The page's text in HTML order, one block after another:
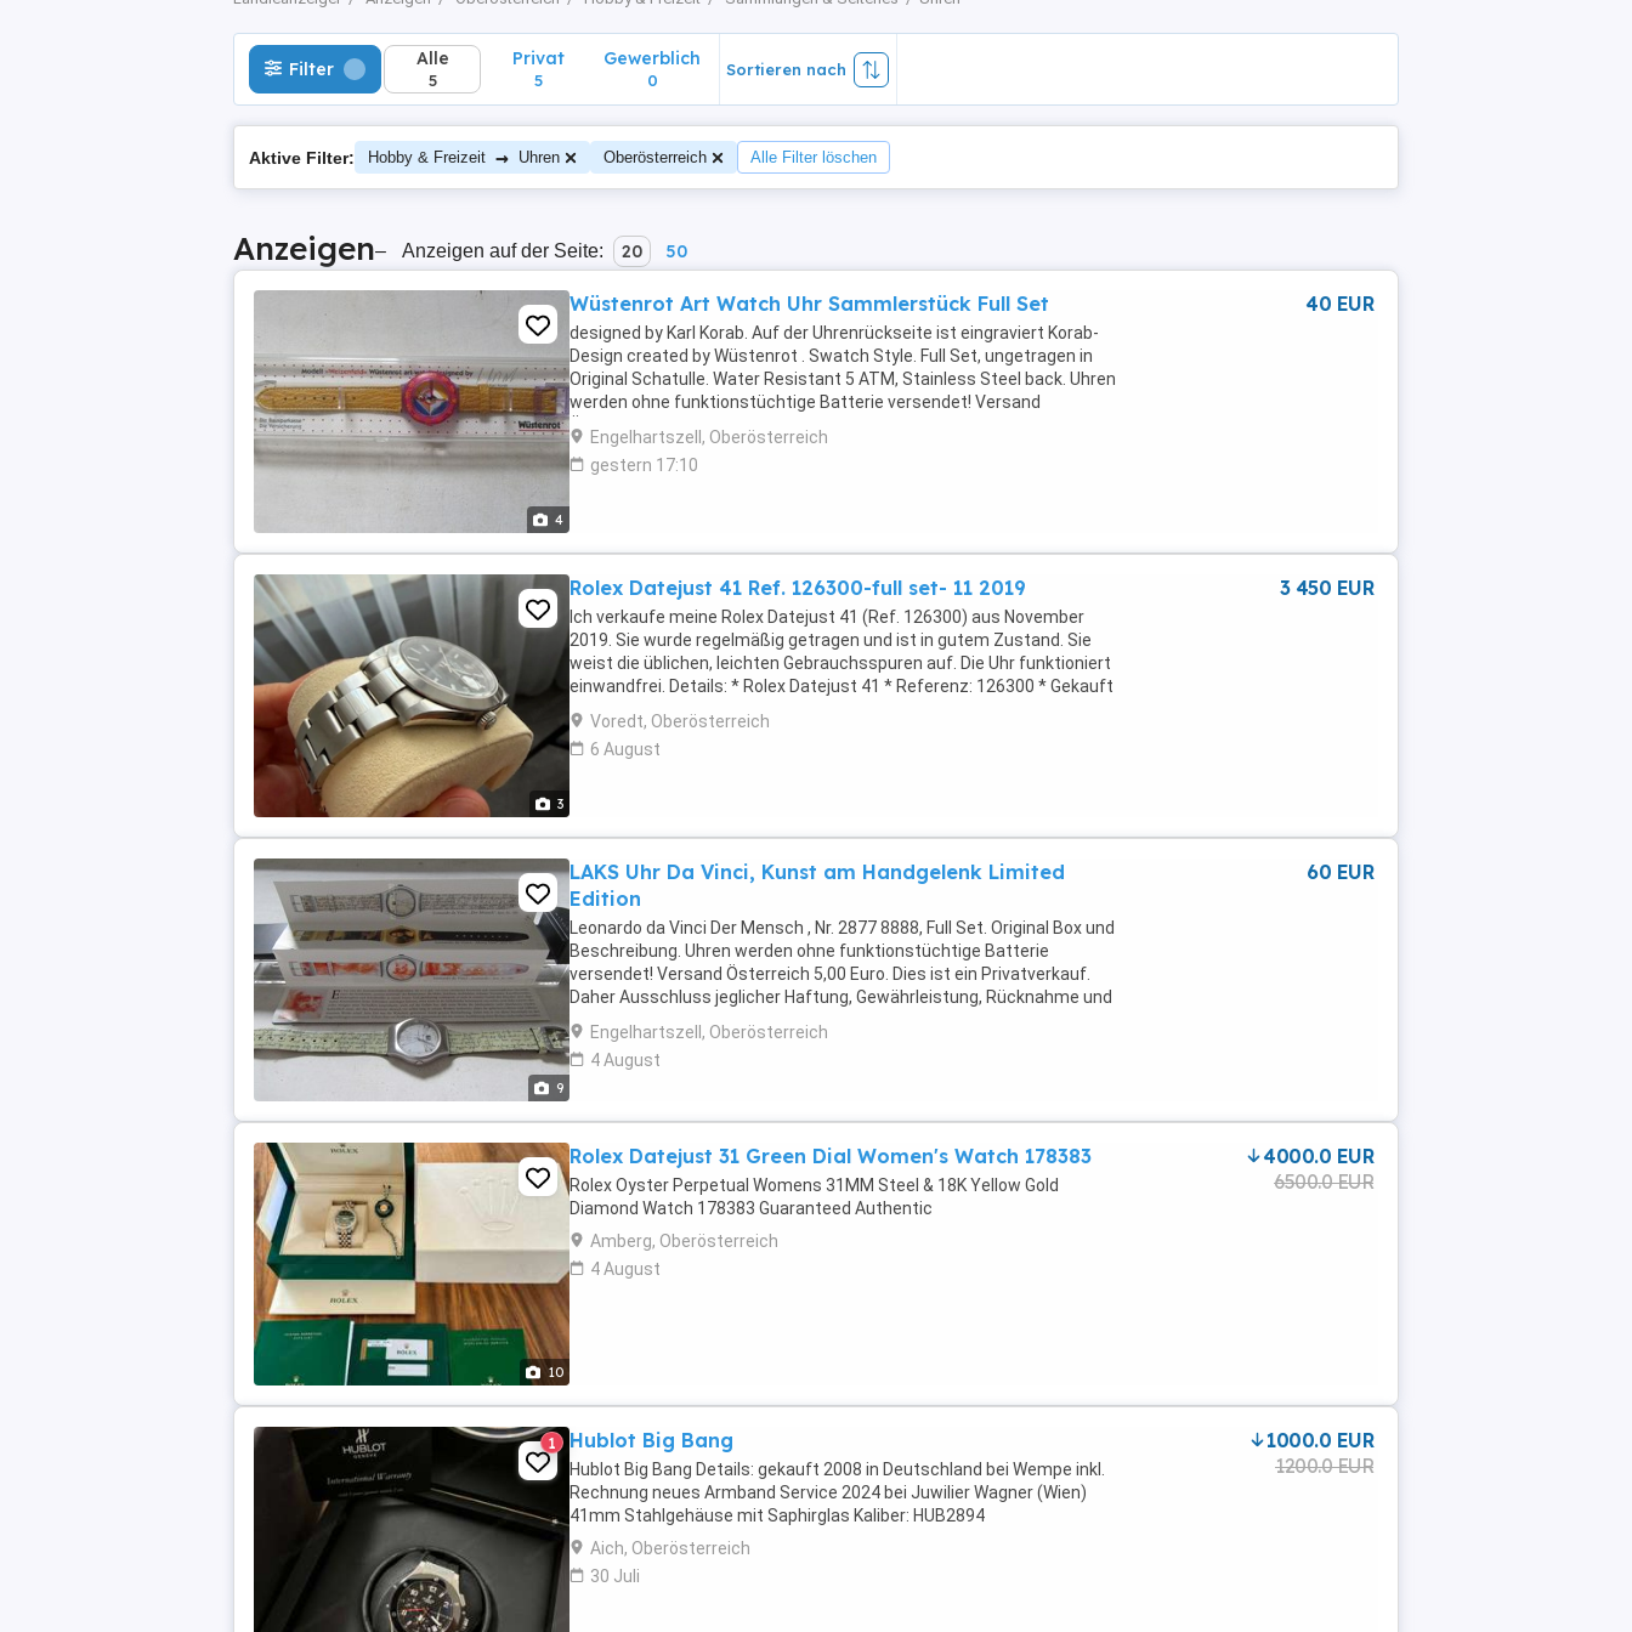
Filter Alle
5
Privat
5
Gewerblich
0
Sortieren nach
Aktive Filter: Hobby & Freizeit → Uhren Oberösterreich Alle Filter löschen
Anzeigen– Anzeigen auf der Seite: 20 50
4
Wüstenrot Art Watch Uhr Sammlerstück Full Set
designed by Karl Korab. Auf der Uhrenrückseite ist eingraviert Korab-
Design created by Wüstenrot . Swatch Style. Full Set, ungetragen in
Original Schatulle. Water Resistant 5 ATM, Stainless Steel back. Uhren
werden ohne funktionstüchtige Batterie versendet! Versand
Österreich 5,00 Euro. Dies ist ...
Engelhartszell, Oberösterreich
gestern 17:10
40 EUR
3
Rolex Datejust 41 Ref. 126300-full set- 11 2019
Ich verkaufe meine Rolex Datejust 41 (Ref. 126300) aus November
2019. Sie wurde regelmäßig getragen und ist in gutem Zustand. Sie
weist die üblichen, leichten Gebrauchsspuren auf. Die Uhr funktioniert
einwandfrei. Details: * Rolex Datejust 41 * Referenz: 126300 * Gekauft
im November 2019 * Schwarzes ...
Voredt, Oberösterreich
6 August
3 450 EUR
9
LAKS Uhr Da Vinci, Kunst am Handgelenk Limited
Edition
Leonardo da Vinci Der Mensch , Nr. 2877 8888, Full Set. Original Box und
Beschreibung. Uhren werden ohne funktionstüchtige Batterie
versendet! Versand Österreich 5,00 Euro. Dies ist ein Privatverkauf.
Daher Ausschluss jeglicher Haftung, Gewährleistung, Rücknahme und
Garantie.
Engelhartszell, Oberösterreich
4 August
60 EUR
10
Rolex Datejust 31 Green Dial Women's Watch 178383
Rolex Oyster Perpetual Womens 31MM Steel & 18K Yellow Gold
Diamond Watch 178383 Guaranteed Authentic
Amberg, Oberösterreich
4 August
4000.0 EUR
6500.0 EUR
1 Hublot Big Bang
Hublot Big Bang Details: gekauft 2008 in Deutschland bei Wempe inkl.
Rechnung neues Armband Service 2024 bei Juwilier Wagner (Wien)
41mm Stahlgehäuse mit Saphirglas Kaliber: HUB2894
Aich, Oberösterreich
30 Juli
1000.0 EUR
1200.0 EUR